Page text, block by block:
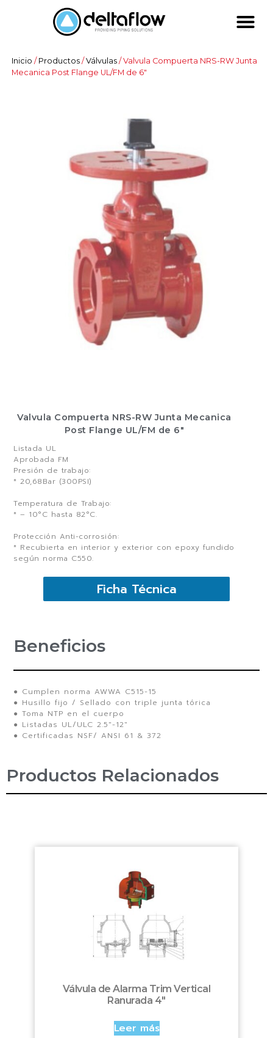
Inicio / Productos/Válvulas/ Valvula Compuerta NRS-RW Junta
Mecanica Post Flange UL/FM de 6″
Valvula Compuerta NRS-RW Junta Mecanica
Post Flange UL/FM de 6″
Listada UL
Aprobada FM
Presión de trabajo:
* 20,68Bar (300PSI)
Temperatura de Trabajo:
* – 10°C hasta 82°C.
Protección Anti-corrosión:
* Recubierta en interior y exterior con epoxy fundido
según norma C550.
Ficha Técnica
Beneficios
● Cumplen norma AWWA C515-15
● Husillo fijo / Sellado con triple junta tórica
● Toma NTP en el cuerpo
● Listadas UL/ULC 2.5″-12″
● Certificadas NSF/ ANSI 61 & 372
Productos Relacionados
Válvula de Alarma Trim Vertical
Ranurada 4″
Leer más